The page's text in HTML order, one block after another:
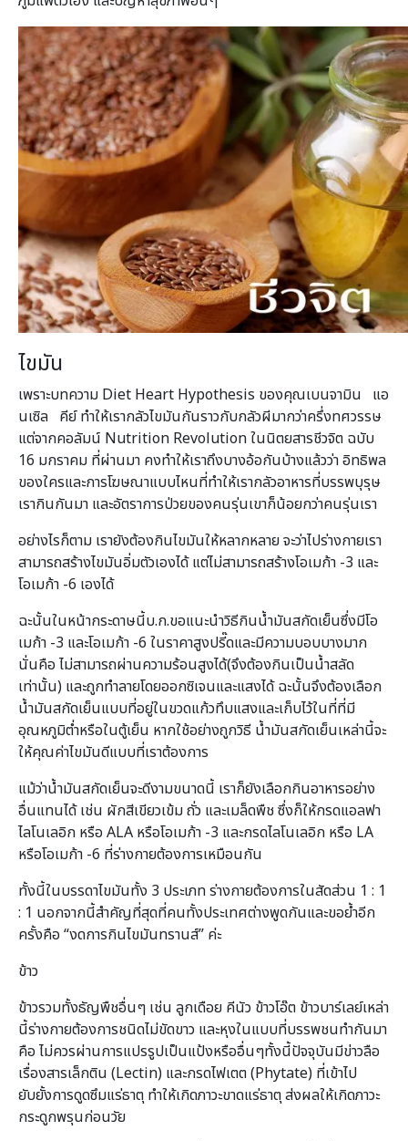
ไขมัน
เพราะบทความ Diet Heart Hypothesis ของคุณเบนจามิน แอ
นเซิล คีย์ ทำให้เรากลัวไขมันกันราวกับกลัวผีมากว่าครึ่งทศวรรษ
แต่จากคอลัมน์ Nutrition Revolution ในนิตยสารชีวจิต ฉบับ
16 มกราคม ที่ผ่านมา คงทำให้เราถึงบางอ้อกันบ้างแล้วว่า อิทธิพล
ของใครและการโฆษณาแบบไหนที่ทำให้เรากลัวอาหารที่บรรพบุรุษ
เรากินกันมา และอัตราการป่วยของคนรุ่นเขาก็น้อยกว่าคนรุ่นเรา
อย่างไรก็ตาม เรายังต้องกินไขมันให้หลากหลาย จะว่าไปร่างกายเรา
สามารถสร้างไขมันอิ่มตัวเองได้ แต่ไม่สามารถสร้างโอเมก้า -3 และ
โอเมก้า -6 เองได้
ฉะนั้นในหน้ากระดาษนี้บ.ก.ขอแนะนำวิธีกินน้ำมันสกัดเย็นซึ่งมีโอ
เมก้า -3 และโอเมก้า -6 ในราคาสูงปรี๊ดและมีความบอบบางมาก
นั่นคือ ไม่สามารถผ่านความร้อนสูงได้(จึงต้องกินเป็นน้ำสลัด
เท่านั้น) และถูกทำลายโดยออกซิเจนและแสงได้ ฉะนั้นจึงต้องเลือก
น้ำมันสกัดเย็นแบบที่อยู่ในขวดแก้วทึบแสงและเก็บไว้ในที่ที่มี
อุณหภูมิต่ำหรือในตู้เย็น หากใช้อย่างถูกวิธี น้ำมันสกัดเย็นเหล่านี้จะ
ให้คุณค่าไขมันดีแบบที่เราต้องการ
แม้ว่าน้ำมันสกัดเย็นจะดีงามขนาดนี้ เราก็ยังเลือกกินอาหารอย่าง
อื่นแทนได้ เช่น ผักสีเขียวเข้ม ถั่ว และเมล็ดพืช ซึ่งก็ให้กรดแอลฟา
ไลโนเลอิก หรือ ALA หรือโอเมก้า -3 และกรดไลโนเลอิก หรือ LA
หรือโอเมก้า -6 ที่ร่างกายต้องการเหมือนกัน
ทั้งนี้ในบรรดาไขมันทั้ง 3 ประเภท ร่างกายต้องการในสัดส่วน 1 : 1
: 1 นอกจากนี้สำคัญที่สุดที่คนทั้งประเทศต่างพูดกันและขอย้ำอีก
ครั้งคือ “งดการกินไขมันทรานส์” ค่ะ
ข้าว
ข้าวรวมทั้งธัญพืชอื่นๆ เช่น ลูกเดือย คีนัว ข้าวโอ๊ต ข้าวบาร์เลย์เหล่า
นี้ร่างกายต้องการชนิดไม่ขัดขาว และหุงในแบบที่บรรพชนทำกันมา
คือ ไม่ควรผ่านการแปรรูปเป็นแป้งหรืออื่นๆทั้งนี้ปัจจุบันมีข่าวลือ
เรื่องสารเล็กติน (Lectin) และกรดไฟเตต (Phytate) ที่เข้าไป
ยับยั้งการดูดซึมแร่ธาตุ ทำให้เกิดภาวะขาดแร่ธาตุ ส่งผลให้เกิดภาวะ
กระดูกพรุนก่อนวัย